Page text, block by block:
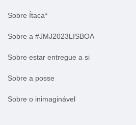
Sobre Ítaca*
Sobre a #JMJ2023LISBOA
Sobre estar entregue a si
Sobre a posse
Sobre o inimaginável